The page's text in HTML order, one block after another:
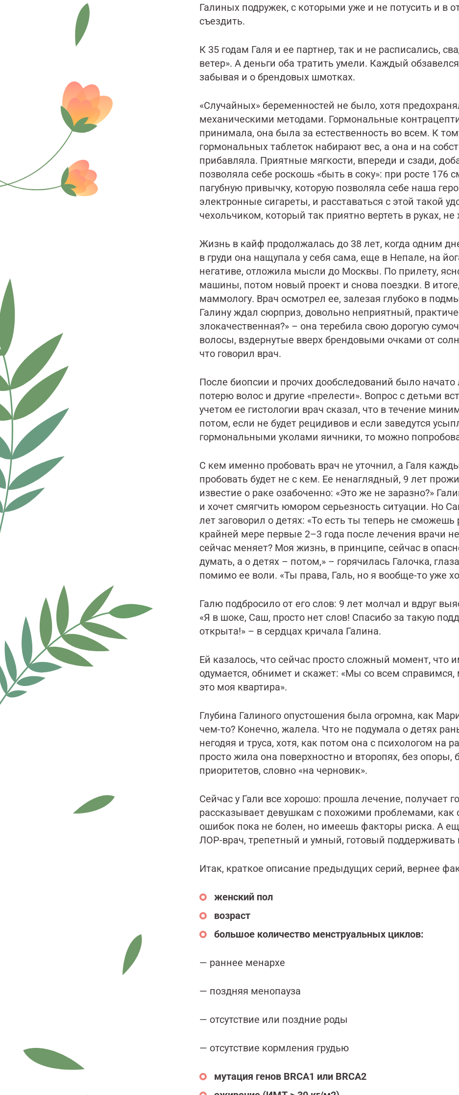
Галиных подружек, с которыми уже и не потусить и в
съездить.
К 35 годам Галя и ее партнер, так и не расписались,
ветер». А деньги оба тратить умели. Каждый
забывая и о брендовых шмотках.
«Случайных» беременностей не было, хотя
механическими методами. Гормональные
принимала, она была за естественность во всем. К
гормональных таблеток набирают вес, а она и на
прибавляла. Приятные мягкости, впереди и сзади,
позволяла себе роскошь «быть в соку»: при росте 176
пагубную привычку, которую позволяла себе наша
электронные сигареты, и расставаться с этой такой
чехольчиком, который так приятно вертеть в руках, не
Жизнь в кайф продолжалась до 38 лет, когда одним
в груди она нащупала у себя сама, еще в Непале, на
негативе, отложила мысли до Москвы. По прилету,
машины, потом новый проект и снова поездки. В
маммологу. Врач осмотрел ее, залезая глубоко в
Галину ждал сюрприз, довольно неприятный,
злокачественная?» – она теребила свою дорогую
волосы, вздернутые вверх брендовыми очками от
что говорил врач.
После биопсии и прочих дообследований было
потерю волос и другие «прелести». Вопрос с детьми
учетом ее гистологии врач сказал, что в течение
потом, если не будет рецидивов и если заведутся
гормональными уколами яичники, то можно
С кем именно пробовать врач не уточнил, а Галя
пробовать будет не с кем. Ее ненаглядный, 9 лет
известие о раке озабоченно: «Это же не заразно?»
и хочет смягчить юмором серьезность ситуации. Но
лет заговорил о детях: «То есть ты теперь не
крайней мере первые 2–3 года после лечения врачи
сейчас меняет? Моя жизнь, в принципе, сейчас в
думать, а о детях – потом,» – горячилась Галочка,
помимо ее воли. «Ты права, Галь, но я вообще-то уже
Галю подбросило от его слов: 9 лет молчал и вдруг
«Я в шоке, Саш, просто нет слов! Спасибо за такую
открыта!» – в сердцах кричала Галина.
Ей казалось, что сейчас просто сложный момент, что
одумается, обнимет и скажет: «Мы со всем
это моя квартира».
Глубина Галиного опустошения была огромна, как
чем-то? Конечно, жалела. Что не подумала о детях
негодяя и труса, хотя, как потом она с психологом на
просто жила она поверхностно и второпях, без опоры,
приоритетов, словно «на черновик».
Сейчас у Гали все хорошо: прошла лечение, получает
рассказывает девушкам с похожими проблемами, как
ошибок пока не болен, но имеешь факторы риска. А
ЛОР-врач, трепетный и умный, готовый поддерживать
Итак, краткое описание предыдущих серий, вернее
женский пол
возраст
большое количество менструальных циклов:
— раннее менархе
— поздняя менопауза
— отсутствие или поздние роды
— отсутствие кормления грудью
мутация генов BRCA1 или BRCA2